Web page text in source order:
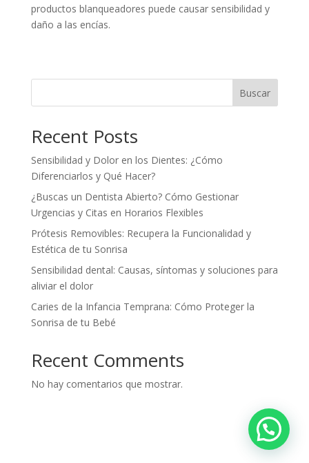
productos blanqueadores puede causar sensibilidad y
daño a las encías.
Buscar
Recent Posts
Sensibilidad y Dolor en los Dientes: ¿Cómo
Diferenciarlos y Qué Hacer?
¿Buscas un Dentista Abierto? Cómo Gestionar
Urgencias y Citas en Horarios Flexibles
Prótesis Removibles: Recupera la Funcionalidad y
Estética de tu Sonrisa
Sensibilidad dental: Causas, síntomas y soluciones para
aliviar el dolor
Caries de la Infancia Temprana: Cómo Proteger la
Sonrisa de tu Bebé
Recent Comments
No hay comentarios que mostrar.